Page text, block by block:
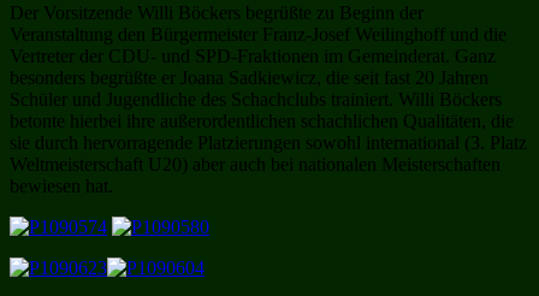
Der Vorsitzende Willi Böckers begrüßte zu Beginn der
Veranstaltung den Bürgermeister Franz-Josef Weilinghoff und die
Vertreter der CDU- und SPD-Fraktionen im Gemeinderat. Ganz
besonders begrüßte er Joana Sadkiewicz, die seit fast 20 Jahren
Schüler und Jugendliche des Schachclubs trainiert. Willi Böckers
betonte hierbei ihre außerordentlichen schachlichen Qualitäten, die
sie durch hervorragende Platzierungen sowohl international (3. Platz
Weltmeisterschaft U20) aber auch bei nationalen Meisterschaften
bewiesen hat.